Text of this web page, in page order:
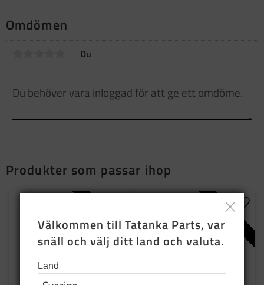
Omdömen
Du
Produkter som passar ihop
BEGAGNAD NYPRODUKTION
Välkommen till Tatanka Parts, var
snäll och välj ditt land och valuta.
Land